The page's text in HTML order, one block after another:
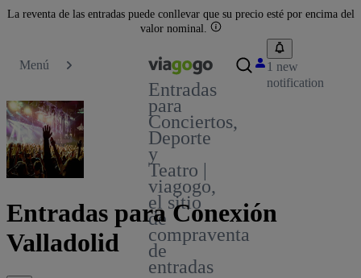
La reventa de las entradas puede conllevar que su precio esté por encima del
valor nominal.
Menú
Entradas
para
Conciertos,
Deporte
y
Teatro |
viagogo,
el sitio
de
compraventa
de
entradas
1 new
notification
Entradas para Conexión
Valladolid